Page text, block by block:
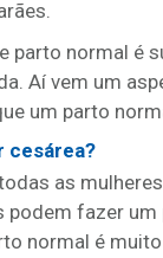
parto normal é
Aí vem um
um parto
cesárea?
as
podem fazer
normal é